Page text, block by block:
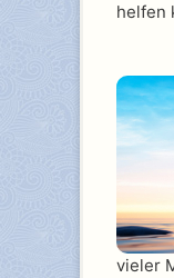
helfen
vieler